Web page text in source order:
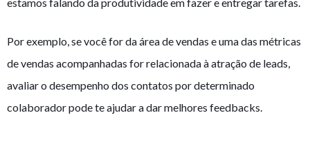
Por exemplo, se você for da área de vendas e uma das métricas
de vendas acompanhadas for relacionada à atração de leads,
avaliar o desempenho dos contatos por determinado
colaborador pode te ajudar a dar melhores feedbacks.